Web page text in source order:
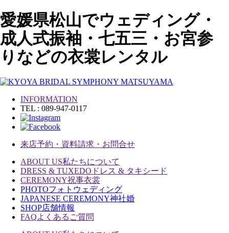
愛媛県松山でウェディング・
成人式振袖・七五三・お宮参
りなどの衣裳レンタル
INFORMATION
TEL : 089-947-0117
来店予約・資料請求・お問合せ
ABOUT US私たちについて
DRESS & TUXEDO ドレス & タキシード
CEREMONY祝事衣裳
PHOTOフォトウェディング
JAPANESE CEREMONY神社婚
SHOP店舗情報
FAQよくあるご質問